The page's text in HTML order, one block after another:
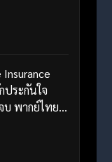
ประกันใจ
บ พากย์ไทย